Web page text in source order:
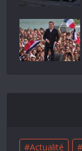
Actualité